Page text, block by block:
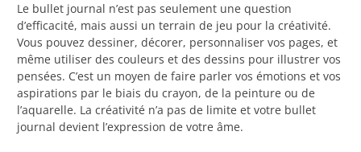
Le bullet journal n’est pas seulement une question
d’efficacité, mais aussi un terrain de jeu pour la créativité.
Vous pouvez dessiner, décorer, personnaliser vos pages, et
même utiliser des couleurs et des dessins pour illustrer vos
pensées. C’est un moyen de faire parler vos émotions et vos
aspirations par le biais du crayon, de la peinture ou de
l’aquarelle. La créativité n’a pas de limite et votre bullet
journal devient l’expression de votre âme.